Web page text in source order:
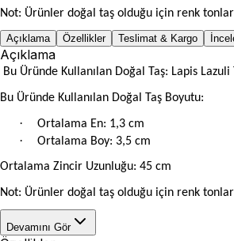
Not: Ürünler doğal taş olduğu için renk
Açıklama Özellikler Teslimat & Kargo
Açıklama
Bu Üründe Kullanılan Doğal Taş: Lapis Lazuli
Bu Üründe Kullanılan Doğal Taş Boyutu:
· Ortalama En: 1,3 cm
· Ortalama Boy: 3,5 cm
Ortalama Zincir Uzunluğu: 45 cm
Not: Ürünler doğal taş olduğu için renk
Devamını Gör